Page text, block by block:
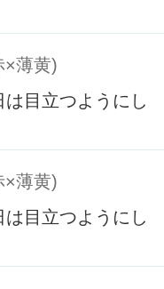
×薄黄)
目立つようにし
×薄黄)
目立つようにし